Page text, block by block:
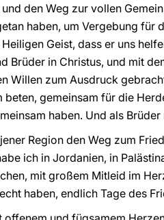
den Weg zur vollen
haben, um Vergebung für
Geist, dass er uns
Brüder in Christus, und mit
Willen zum Ausdruck
gemeinsam für die
haben. Und als
Region den Weg zum
ich in Jordanien, in
mit großem Mitleid im
haben, endlich Tage des